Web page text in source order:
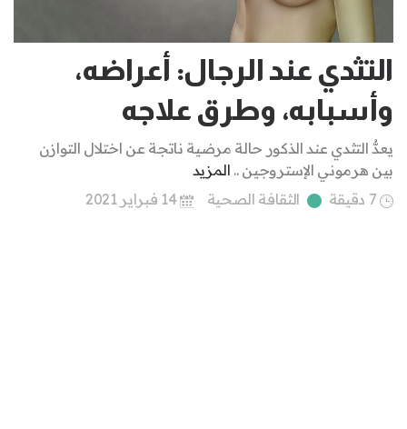
التثدي عند الرجال: أعراضه،
وأسبابه، وطرق علاجه
يعدُّ التثدي عند الذكور حالة مرضية ناتجة عن اختلال التوازن
بين هرموني الإستروجين .. المزيد
7 دقيقة
الثقافة الصحية 14 فبراير 2021